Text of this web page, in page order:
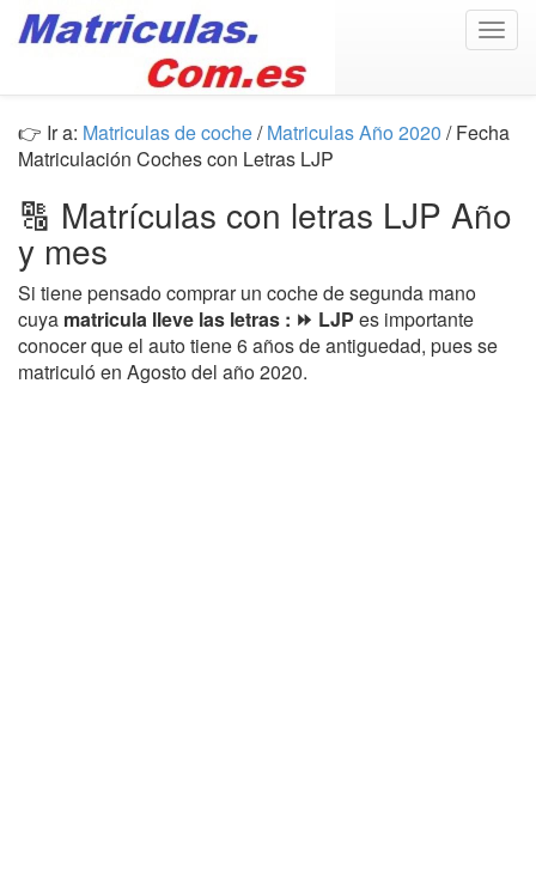
👉 Ir a: Matriculas de coche/Matriculas Año 2020 / Fecha
Matriculación Coches con Letras LJP
🔠 Matrículas con letras LJP Año
y mes
Si tiene pensado comprar un coche de segunda mano
cuya matricula lleve las letras : ⏩ LJP es importante
conocer que el auto tiene 6 años de antiguedad, pues se
matriculó en Agosto del año 2020.